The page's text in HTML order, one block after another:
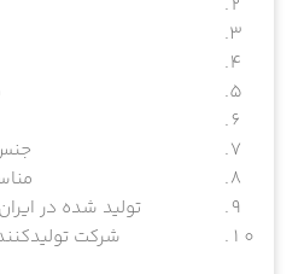
تولید شده در
شرکت